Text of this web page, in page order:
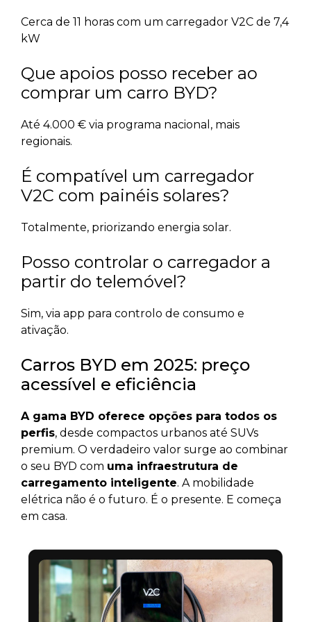
Cerca de 11 horas com um carregador V2C de 7,4
kW
Que apoios posso receber ao
comprar um carro BYD?
Até 4.000 € via programa nacional, mais
regionais.
É compatível um carregador
V2C com painéis solares?
Totalmente, priorizando energia solar.
Posso controlar o carregador a
partir do telemóvel?
Sim, via app para controlo de consumo e
ativação.
Carros BYD em 2025: preço
acessível e eficiência
A gama BYD oferece opções para todos os
perfis, desde compactos urbanos até SUVs
premium. O verdadeiro valor surge ao combinar
o seu BYD com uma infraestrutura de
carregamento inteligente. A mobilidade
elétrica não é o futuro. É o presente. E começa
em casa.